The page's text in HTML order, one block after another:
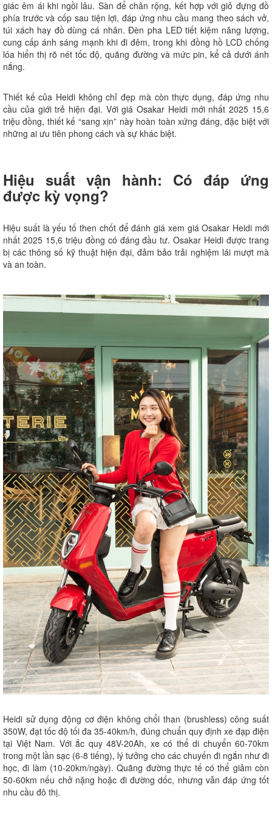
giác êm ái khi ngồi lâu. Sàn để chân rộng, kết hợp với giỏ đựng đồ
phía trước và cốp sau tiện lợi, đáp ứng nhu cầu mang theo sách vở,
túi xách hay đồ dùng cá nhân. Đèn pha LED tiết kiệm năng lượng,
cung cấp ánh sáng mạnh khi đi đêm, trong khi đồng hồ LCD chống
lóa hiển thị rõ nét tốc độ, quãng đường và mức pin, kể cả dưới ánh
nắng.
Thiết kế của Heidi không chỉ đẹp mà còn thực dụng, đáp ứng nhu
cầu của giới trẻ hiện đại. Với giá Osakar Heidi mới nhất 2025 15,6
triệu đồng, thiết kế “sang xịn” này hoàn toàn xứng đáng, đặc biệt với
những ai ưu tiên phong cách và sự khác biệt.
Hiệu suất vận hành: Có đáp ứng
được kỳ vọng?
Hiệu suất là yếu tố then chốt để đánh giá xem giá Osakar Heidi mới
nhất 2025 15,6 triệu đồng có đáng đầu tư. Osakar Heidi được trang
bị các thông số kỹ thuật hiện đại, đảm bảo trải nghiệm lái mượt mà
và an toàn.
Heidi sử dụng động cơ điện không chổi than (brushless) công suất
350W, đạt tốc độ tối đa 35-40km/h, đúng chuẩn quy định xe đạp điện
tại Việt Nam. Với ắc quy 48V-20Ah, xe có thể di chuyển 60-70km
trong một lần sạc (6-8 tiếng), lý tưởng cho các chuyến đi ngắn như đi
học, đi làm (10-20km/ngày). Quãng đường thực tế có thể giảm còn
50-60km nếu chở nặng hoặc đi đường dốc, nhưng vẫn đáp ứng tốt
nhu cầu đô thị.